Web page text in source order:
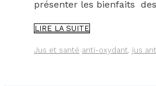
présenter les bienfaits
LIRE LA SUITELES
ANTI-
Catégories
Jus et santé Étiquettes
anti-oxydant, jus